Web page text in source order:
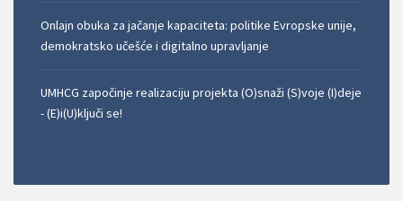
Onlajn obuka za jačanje kapaciteta: politike Evropske unije,
demokratsko učešće i digitalno upravljanje
UMHCG započinje realizaciju projekta (O)snaži (S)voje (I)deje
- (E)i(U)ključi se!